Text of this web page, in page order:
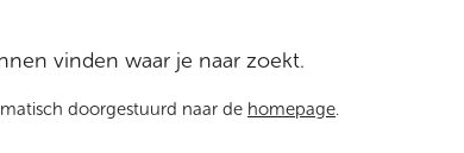
vinden waar je naar zoekt.
doorgestuurd naar de homepage.